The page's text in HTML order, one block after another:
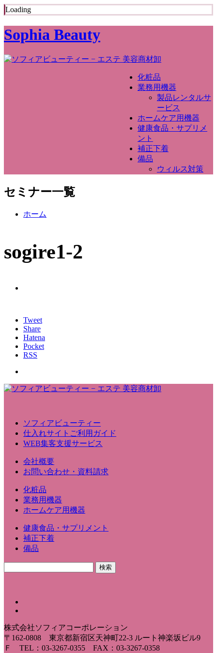
Loading
Sophia Beauty
化粧品
業務用機器
製品レンタルサ
ービス
ホームケア用機器
健康食品・サプリメ
ント
補正下着
備品
ウィルス対策
セミナー一覧
ホーム
sogire1-2
Tweet
Share
Hatena
Pocket
RSS
ソフィアビューティー
仕入れサイトご利用ガイド
WEB集客支援サービス
会社概要
お問い合わせ・資料請求
化粧品
業務用機器
ホームケア用機器
健康食品・サプリメント
補正下着
備品
株式会社ソフィアコーポレーション
〒162-0808 東京都新宿区天神町22-3 ルート神楽坂ビル9
Ｆ TEL：03-3267-0355 FAX：03-3267-0358